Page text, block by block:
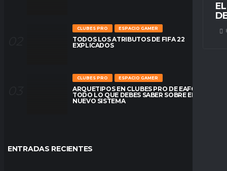
CLUBES PRO ESPACIO GAMER
TODOS LOS ATRIBUTOS DE FIFA 22
EXPLICADOS
CLUBES PRO ESPACIO GAMER
ARQUETIPOS EN CLUBES PRO DE EAFC26:
TODO LO QUE DEBES SABER SOBRE EL
NUEVO SISTEMA
ENTRADAS RECIENTES